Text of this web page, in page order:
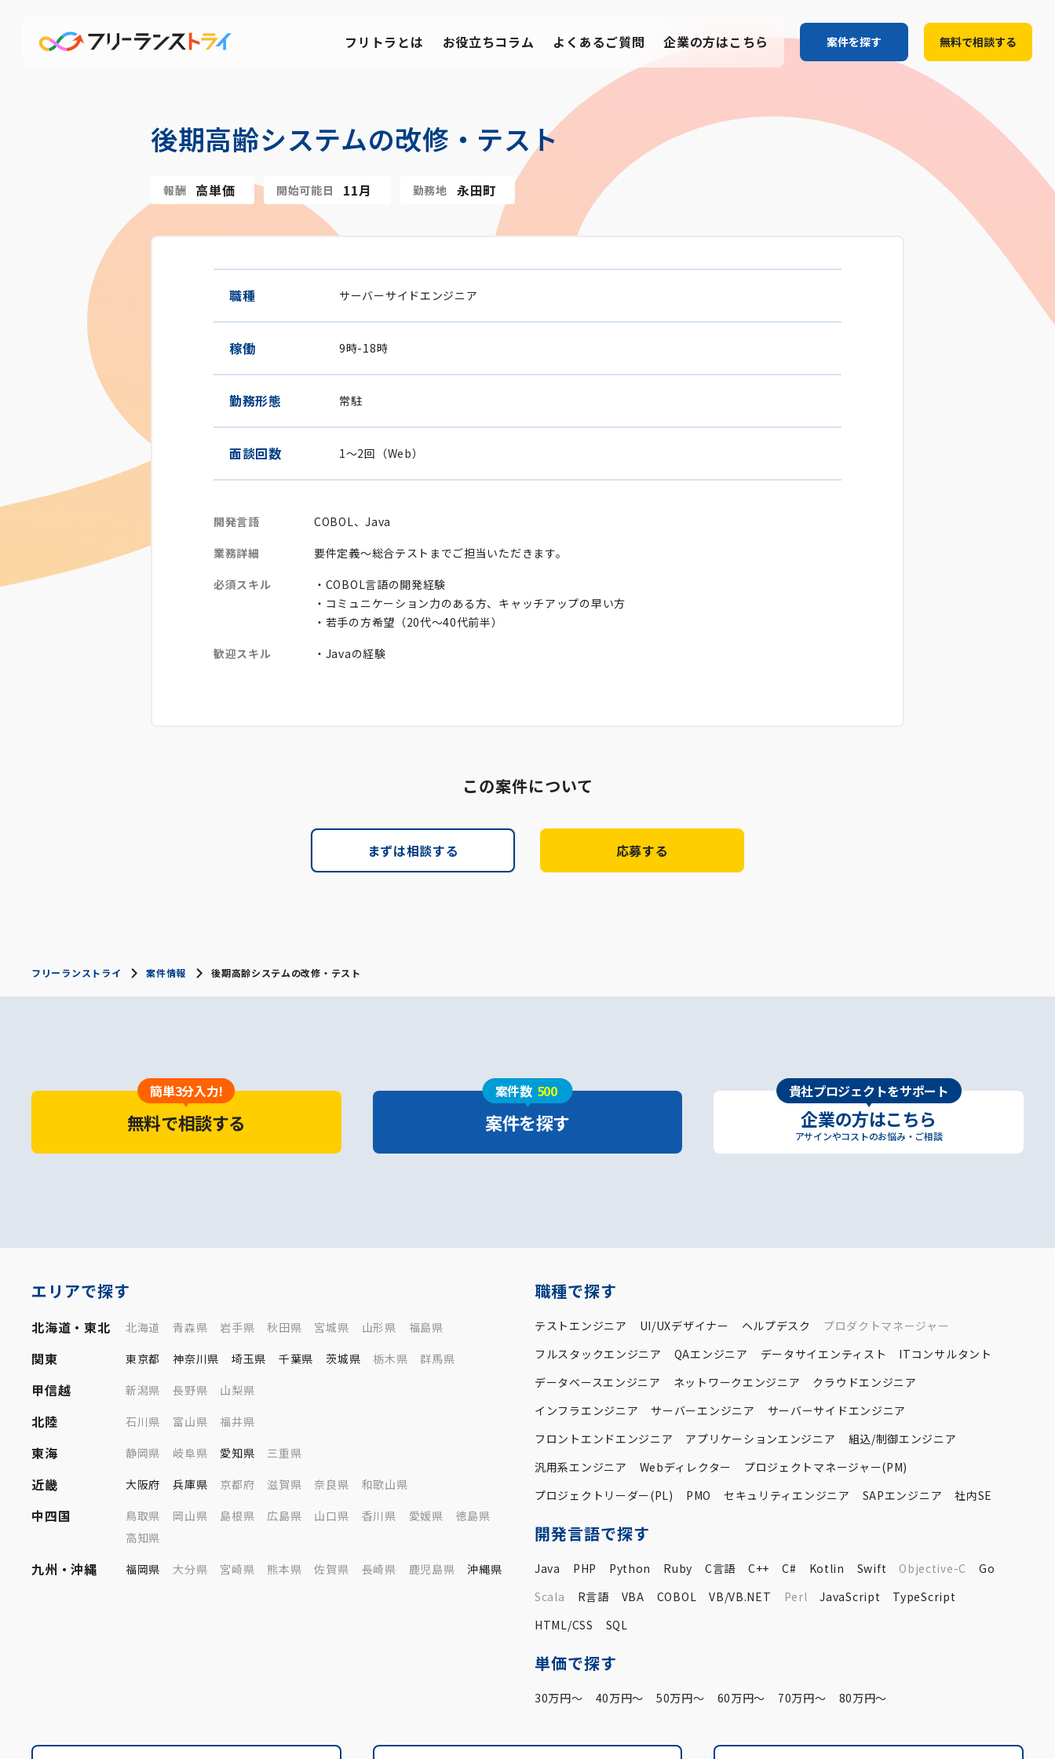
フリトラとは お役立ちコラム よくあるご質問 企業の方はこちら 案件を探す 無料で相談する
後期高齢システムの改修・テスト
報酬 高単価 開始可能日 11月 勤務地 永田町
職種 サーバーサイドエンジニア
稼働 9時-18時
勤務形態 常駐
面談回数 1～2回（Web）
開発言語
COBOL、Java
業務詳細
要件定義～総合テストまでご担当いただきます。
必須スキル
・COBOL言語の開発経験
・コミュニケーション力のある方、キャッチアップの早い方
・若手の方希望（20代～40代前半）
歓迎スキル
・Javaの経験
この案件について
まずは相談する 応募する
フリーランストライ 案件情報 後期高齢システムの改修・テスト
簡単3分入力!
無料で相談する
案件数 500
案件を探す
貴社プロジェクトをサポート
企業の方はこちら
アサインやコストのお悩み・ご相談
エリアで探す
北海道・東北 北海道 青森県 岩手県 秋田県 宮城県 山形県 福島県
関東 東京都 神奈川県 埼玉県 千葉県 茨城県 栃木県 群馬県
甲信越 新潟県 長野県 山梨県
北陸 石川県 富山県 福井県
東海 静岡県 岐阜県 愛知県 三重県
近畿 大阪府 兵庫県 京都府 滋賀県 奈良県 和歌山県
中四国 鳥取県 岡山県 島根県 広島県 山口県 香川県 愛媛県
徳島県
高知県
九州・沖縄 福岡県 大分県 宮崎県 熊本県 佐賀県 長崎県 鹿児島県 沖縄県
職種で探す
テストエンジニア UI/UXデザイナー ヘルプデスク
プロダクトマネージャー
フルスタックエンジニア
QAエンジニア データサイエンティスト
ITコンサルタント
データベースエンジニア
ネットワークエンジニア
クラウドエンジニア
インフラエンジニア
サーバーエンジニア
サーバーサイドエンジニア
フロントエンドエンジニア
アプリケーションエンジニア
組込/制御エンジニア
汎用系エンジニア
Webディレクター
プロジェクトマネージャー(PM)
プロジェクトリーダー(PL)
PMO セキュリティエンジニア SAPエンジニア 社内SE
開発言語で探す
Java PHP Python Ruby C言語 C++ C# Kotlin Swift Objective-C
Go
Scala
R言語 VBA COBOL VB/VB.NET Perl JavaScript
TypeScript
HTML/CSS
SQL
単価で探す
30万円〜 40万円〜 50万円〜 60万円〜 70万円〜 80万円〜